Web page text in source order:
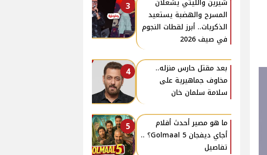
3
شيرين والليثي يشعلان
المسرح والهضبة يستعيد
الذكريات.. أبرز لقطات النجوم
في صيف 2026
4
بعد مقتل حارس منزله..
مخاوف جماهيرية على
سلامة سلمان خان
5
ما هو مصير أحدث أفلام
أجاي ديفجان Golmaal 5؟ ..
تفاصيل